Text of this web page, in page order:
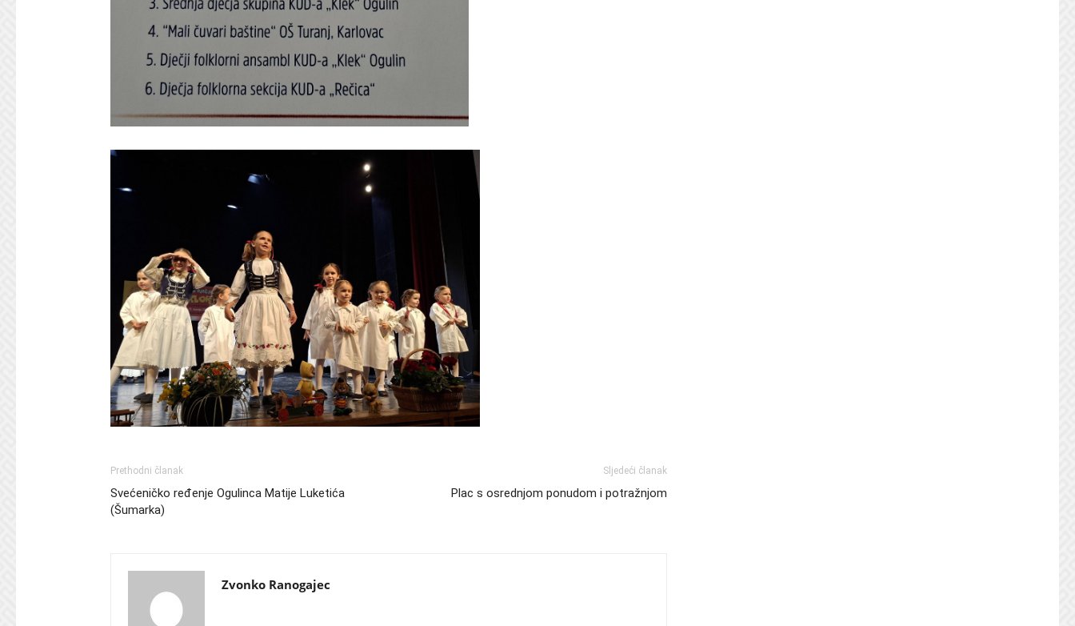
Prethodni članak
Svećeničko ređenje Ogulinca Matije Luketića
(Šumarka)
Sljedeći članak
Plac s osrednjom ponudom i potražnjom
Zvonko Ranogajec